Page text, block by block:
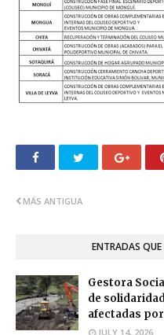
MÁS ANTIGUA
ENTRADAS QUE
Gestora
de
afectadas
JULY 14, 2026